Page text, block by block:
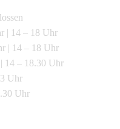
| 14 – 18 Uhr
| 14 – 18 Uhr
14 – 18.30 Uhr
Uhr
Uhr